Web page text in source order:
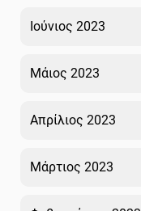
Ιούνιος 2023
Μάιος 2023
Απρίλιος 2023
Μάρτιος 2023